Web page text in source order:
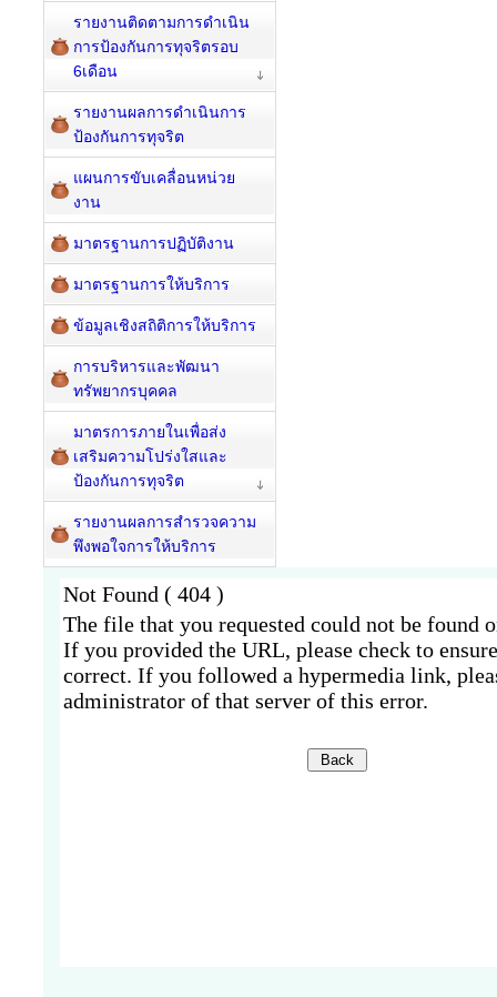
รายงานติดตามการดำเนิน
การป้องกันการทุจริตรอบ
6เดือน
รายงานผลการดำเนินการ
ป้องกันการทุจริต
แผนการขับเคลื่อนหน่วย
งาน
มาตรฐานการปฏิบัติงาน
มาตรฐานการให้บริการ
ข้อมูลเชิงสถิติการให้บริการ
การบริหารและพัฒนา
ทรัพยากรบุคคล
มาตรการภายในเพื่อส่ง
เสริมความโปร่งใสและ
ป้องกันการทุจริต
รายงานผลการสำรวจความ
พึงพอใจการให้บริการ